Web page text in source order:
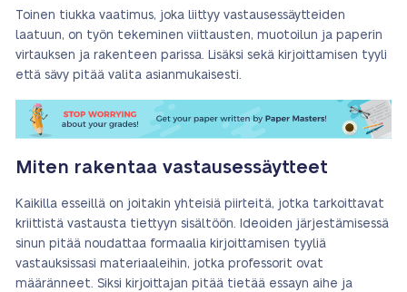
Toinen tiukka vaatimus, joka liittyy vastausessäytteiden
laatuun, on työn tekeminen viittausten, muotoilun ja paperin
virtauksen ja rakenteen parissa. Lisäksi sekä kirjoittamisen tyyli
että sävy pitää valita asianmukaisesti.
Miten rakentaa vastausessäytteet
Kaikilla esseillä on joitakin yhteisiä piirteitä, jotka tarkoittavat
kriittistä vastausta tiettyyn sisältöön. Ideoiden järjestämisessä
sinun pitää noudattaa formaalia kirjoittamisen tyyliä
vastauksissasi materiaaleihin, jotka professorit ovat
määränneet. Siksi kirjoittajan pitää tietää essayn aihe ja